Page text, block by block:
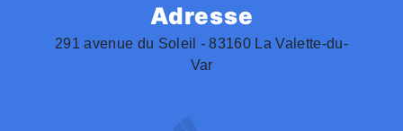
Adresse
291 avenue du Soleil - 83160 La Valette-du-
Var